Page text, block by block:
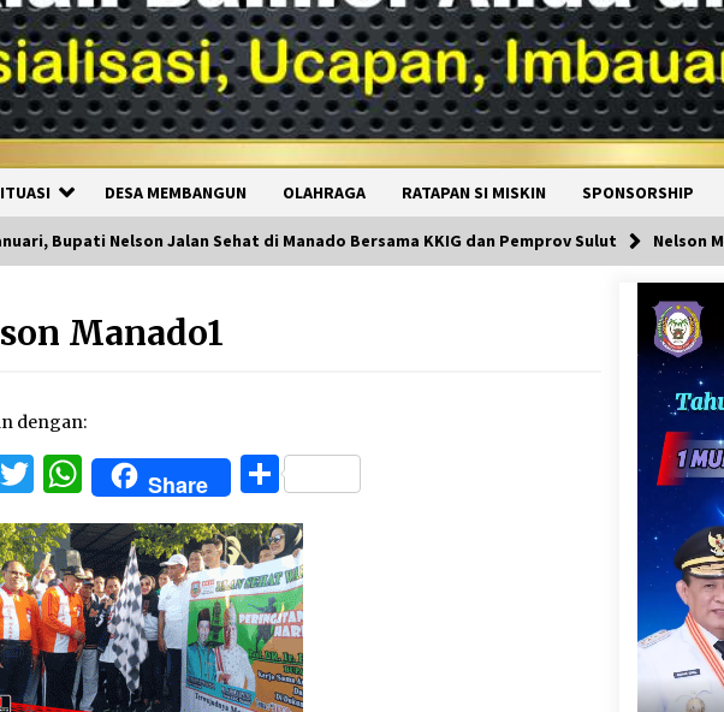
DESA MEMBANGUN OLAHRAGA RATAPAN SI MISKIN SPONSORSHIP
Bupati Nelson Jalan Sehat di Manado Bersama KKIG dan Pemprov Sulut Nelson
Manado1
dengan:
Twitter
WhatsApp
Share Share